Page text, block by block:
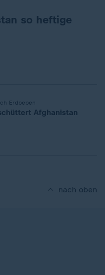
so heftige
Erdbeben
Afghanistan
nach oben